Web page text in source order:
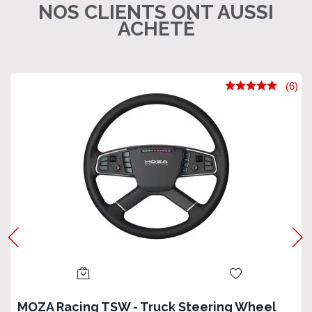
NOS CLIENTS ONT AUSSI
ACHETÉ
MOZA Racing TSW - Truck Steering Wheel
(6)